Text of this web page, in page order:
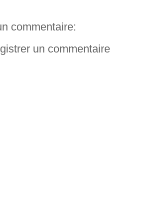
commentaire:
un commentaire